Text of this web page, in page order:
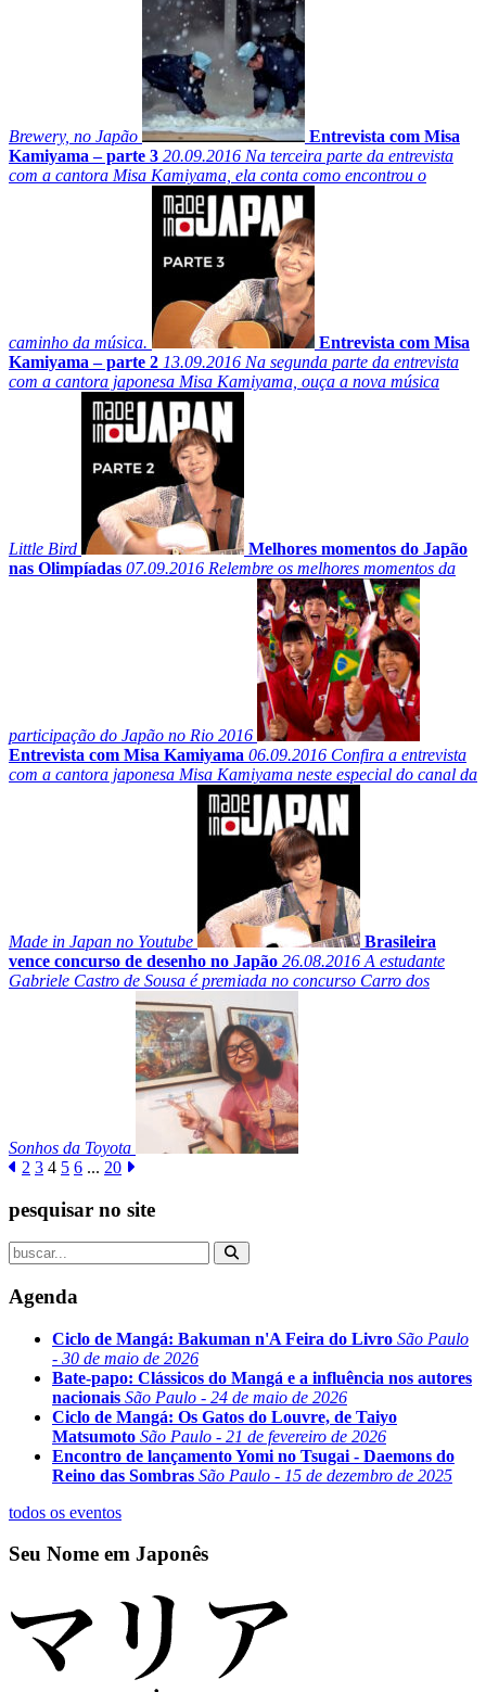
Brewery, no Japão
Entrevista com Misa
Kamiyama – parte 3 20.09.2016 Na terceira parte da entrevista
com a cantora Misa Kamiyama, ela conta como encontrou o
caminho da música.
Entrevista com Misa
Kamiyama – parte 2 13.09.2016 Na segunda parte da entrevista
com a cantora japonesa Misa Kamiyama, ouça a nova música
Little Bird
Melhores momentos do Japão
nas Olimpíadas 07.09.2016 Relembre os melhores momentos da
participação do Japão no Rio 2016
Entrevista com Misa Kamiyama 06.09.2016 Confira a entrevista
com a cantora japonesa Misa Kamiyama neste especial do canal da
Made in Japan no Youtube
Brasileira
vence concurso de desenho no Japão 26.08.2016 A estudante
Gabriele Castro de Sousa é premiada no concurso Carro dos
Sonhos da Toyota
2 3 4 5 6 ... 20
pesquisar no site
Agenda
Ciclo de Mangá: Bakuman n'A Feira do Livro São Paulo
- 30 de maio de 2026
Bate-papo: Clássicos do Mangá e a influência nos autores
nacionais São Paulo - 24 de maio de 2026
Ciclo de Mangá: Os Gatos do Louvre, de Taiyo
Matsumoto São Paulo - 21 de fevereiro de 2026
Encontro de lançamento Yomi no Tsugai - Daemons do
Reino das Sombras São Paulo - 15 de dezembro de 2025
todos os eventos
Seu Nome em Japonês